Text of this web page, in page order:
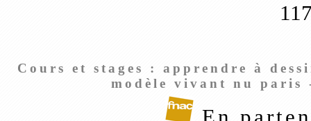
Cours et stages : apprendre à
modèle vivant nu paris